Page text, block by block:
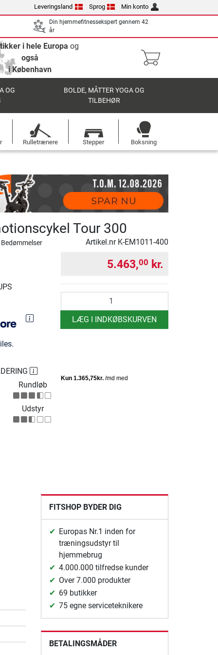
Leveringsland Sprog Min konto
Din hjemmefitnessekspert gennem 42
år
i hele Europa og
også
i København
OG
BOLDE, MÅTTER YOGA OG
TILBEHØR
Rulletrænere Stepper Boksning
Tour 300
Artikel.nr K-EM1011-400
5.463,00 kr.
LÆG I INDKØBSKURVEN
Rundløb
Udstyr
FITSHOP BYDER DIG
Europas Nr.1 inden for
træningsudstyr til
hjemmebrug
4.000.000 tilfredse kunder
Over 7.000 produkter
69 butikker
75 egne serviceteknikere
BETALINGSMÅDER